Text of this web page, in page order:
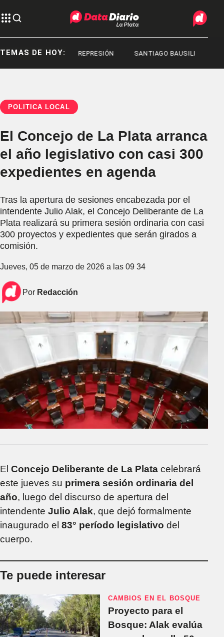
TEMAS DE HOY:
REPRESIÓN REPRESIÓN SANTIAGO BAUSILI
POLÍTICA LOCAL
El Concejo de La Plata arranca
el año legislativo con casi 300
expedientes en agenda
Tras la apertura de sesiones encabezada por el
intendente Julio Alak, el Concejo Deliberante de La
Plata realizará su primera sesión ordinaria con casi
300 proyectos y expedientes que serán girados a
comisión.
Jueves, 05 de marzo de 2026 a las 09 34
Por Redacción
El Concejo Deliberante de La Plata celebrará
este jueves su primera sesión ordinaria del
año, luego del discurso de apertura del
intendente Julio Alak, que dejó formalmente
inaugurado el 83° período legislativo del
cuerpo.
Te puede interesar
CAMBIOS EN EL BOSQUE
Proyecto para el
Bosque: Alak evalúa